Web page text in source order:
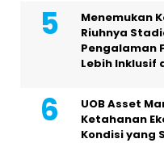
Menemukan
Riuhnya
Pengalaman
Lebih Inklusif
UOB Asset
Ketahanan
Kondisi yang